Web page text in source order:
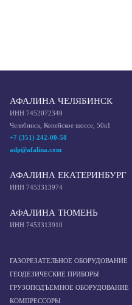
АФАЛИНА ЧЕЛЯБИНСК
ИНН 7452072349
Челябинск, Копейское шоссе, 50к1
+7 (351) 242-00-58
adp@afalina.com
АФАЛИНА ЕКАТЕРИНБУРГ
ИНН 7453313974
АФАЛИНА ТЮМЕНЬ
ИНН 7453313910
ГАЗОРЕЗАТЕЛЬНОЕ ОБОРУДОВАНИЕ
ГЕОДЕЗИЧЕСКИЕ ПРИБОРЫ
ГРУЗОПОДЪЕМНОЕ ОБОРУДОВАНИЕ
КОМПРЕССОРЫ